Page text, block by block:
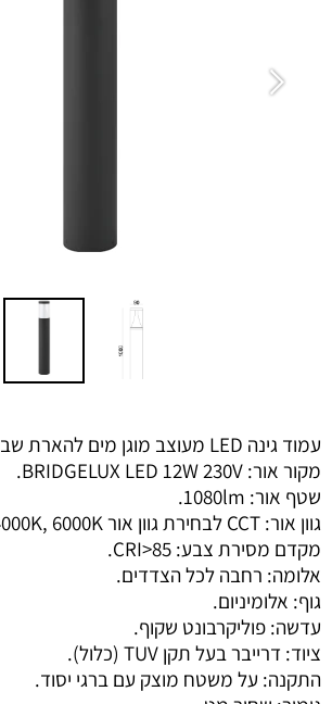
עמוד גינה LED מעוצב מוגן מים להארת שבילים, תאורת גן ונוי.
מקור אור: BRIDGELUX LED 12W 230V.
שטף אור: 1080lm.
גוון אור: CCT לבחירת גוון אור 3000K, 4000K, 6000K.
מקדם מסירת צבע: CRI>85.
אלומה: רחבה לכל הצדדים.
גוף: אלומיניום.
עדשה: פוליקרבונט שקוף.
ציוד: דרייבר בעל תקן TUV (כלול).
התקנה: על משטח מוצק עם ברגי יסוד.